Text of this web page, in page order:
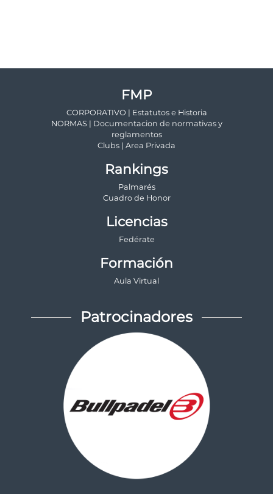
FMP
CORPORATIVO | Estatutos e Historia
NORMAS | Documentacion de normativas y
reglamentos
Clubs | Area Privada
Rankings
Palmarés
Cuadro de Honor
Licencias
Fedérate
Formación
Aula Virtual
Patrocinadores